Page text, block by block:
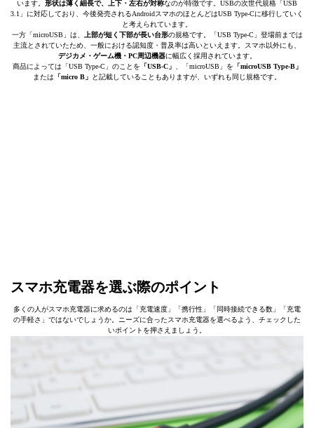
います。 形状は薄く細長で、上下・左右が対称なのが特徴です。USBの次世代規格「USB
3.1」に対応しており、今後発売されるAndroidスマホのほとんどはUSB Type-Cに移行していく
と考えられています。
一方「microUSB」は、
上部が短く下部が長い台形の規格です。「USB Type-C」登場前までは
主流とされていたため、一般における認知度・普及率は高いといえます。スマホ以外にも、
デジカメ・ゲーム機・PC周辺機器に幅広く採用されています。
商品によっては「USB Type-C」のことを 「USB-C」 、「microUSB」を 「microUSB Type-B」
または 「micro B」 と記載していることもありますが、いずれも同じ規格です。
スマホ充電器を選ぶ際のポイント
多くの人がスマホ充電器に求めるのは「充電速度」「携行性」「同時接続できる数」「充電
の手軽さ」ではないでしょうか。ニーズに合ったスマホ充電器を選べるよう、チェックした
いポイントを押さえましょう。